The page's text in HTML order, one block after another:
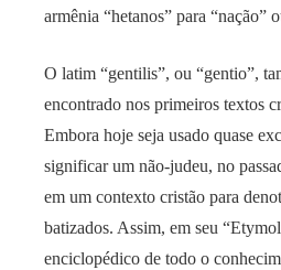
armênia “hetanos” para “nação”
O latim “gentilis”, ou “gentio”,
encontrado nos primeiros textos
Embora hoje seja usado quase
significar um não-judeu, no
em um contexto cristão para
batizados. Assim, em seu
enciclopédico de todo o